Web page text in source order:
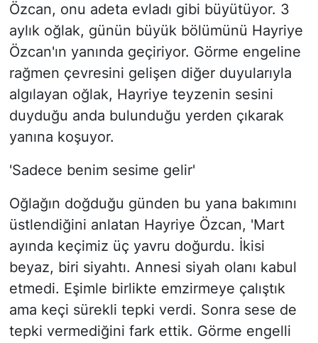
Özcan, onu adeta evladı gibi büyütüyor. 3
aylık oğlak, günün büyük bölümünü Hayriye
Özcan'ın yanında geçiriyor. Görme engeline
rağmen çevresini gelişen diğer duyularıyla
algılayan oğlak, Hayriye teyzenin sesini
duyduğu anda bulunduğu yerden çıkarak
yanına koşuyor.
'Sadece benim sesime gelir'
Oğlağın doğduğu günden bu yana bakımını
üstlendiğini anlatan Hayriye Özcan, 'Mart
ayında keçimiz üç yavru doğurdu. İkisi
beyaz, biri siyahtı. Annesi siyah olanı kabul
etmedi. Eşimle birlikte emzirmeye çalıştık
ama keçi sürekli tepki verdi. Sonra sese de
tepki vermediğini fark ettik. Görme engelli